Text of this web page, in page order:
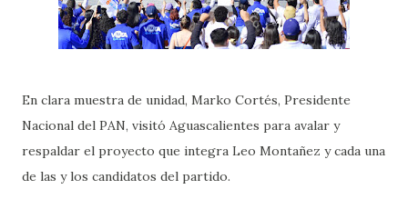
En clara muestra de unidad, Marko Cortés, Presidente
Nacional del PAN, visitó Aguascalientes para avalar y
respaldar el proyecto que integra Leo Montañez y cada una
de las y los candidatos del partido.